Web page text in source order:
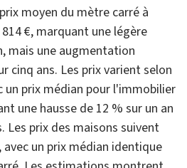
moyen du mètre carré à
€, marquant une légère
mais une augmentation
cinq ans. Les prix varient selon
un prix médian pour l'immobilier
une hausse de 12 % sur un an
Les prix des maisons suivent
un prix médian identique